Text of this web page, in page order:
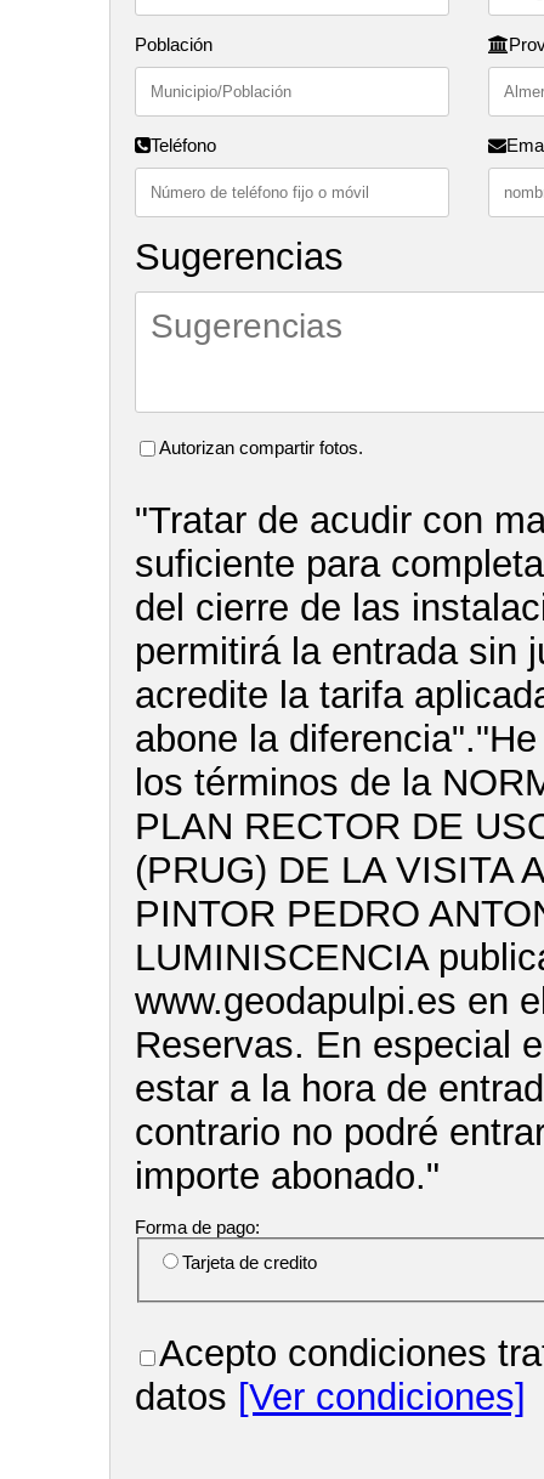
Población
Teléfono
Sugerencias
Autorizan compartir fotos.
"Tratar de acudir con
suficiente para
del cierre de las
permitirá la entrada sin
acredite la tarifa
abone la
los términos de la
PLAN RECTOR DE
(PRUG) DE LA VISITA
PINTOR PEDRO
LUMINISCENCIA
www.geodapulpi.es en
Reservas. En especial
estar a la hora de
contrario no podré
importe abonado."
Forma de pago:
Tarjeta de credito
Acepto condiciones
datos [Ver condiciones]